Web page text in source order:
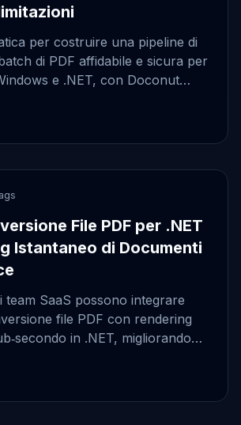
per costruire una pipeline di
di PDF affidabile e sicura per
e .NET, con Doconut
File PDF per .NET
Istantaneo di Documenti
team SaaS possono integrare
file PDF con rendering
in .NET, migliorando